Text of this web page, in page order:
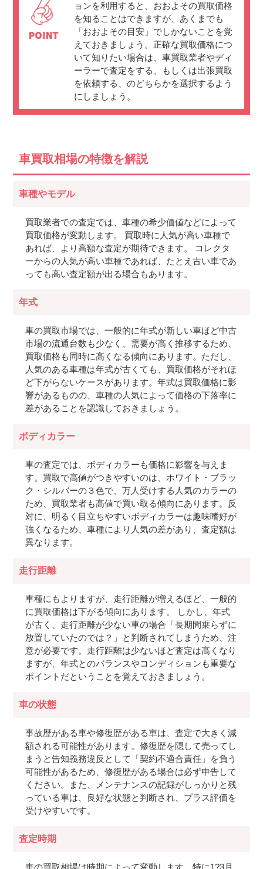
ョンを利用すると、おおよその買取価格
を知ることはできますが、あくまでも
「おおよその目安」でしかないことを覚
えておきましょう。正確な買取価格につ
いて知りたい場合は、車買取業者やディ
ーラーで査定をする、もしくは出張買取
を依頼する、のどちらかを選択するよう
にしましょう。
車買取相場の特徴を解説
車種やモデル
買取業者での査定では、車種の希少価値などによって
買取価格が変動します。 買取時に人気が高い車種で
あれば、より高額な査定が期待できます。 コレクタ
ーからの人気が高い車種であれば、たとえ古い車であ
っても高い査定額が出る場合もあります。
年式
車の買取市場では、一般的に年式が新しい車ほど中古
市場の流通台数も少なく、需要が高く推移するため、
買取価格も同時に高くなる傾向にあります。ただし、
人気のある車種は年式が古くても、買取価格がそれほ
ど下がらないケースがあります。年式は買取価格に影
響があるものの、車種の人気によって価格の下落率に
差があることを認識しておきましょう。
ボディカラー
車の査定では、ボディカラーも価格に影響を与えま
す。買取で高値がつきやすいのは、ホワイト・ブラッ
ク・シルバーの３色で、万人受けする人気のカラーの
ため、買取業者も高値で買い取る傾向にあります。反
対に、明るく目立ちやすいボディカラーは趣味嗜好が
強くなるため、車種により人気の差があり、査定額は
異なります。
走行距離
車種にもよりますが、走行距離が増えるほど、一般的
に買取価格は下がる傾向にあります。 しかし、年式
が古く、走行距離が少ない車の場合「長期間乗らずに
放置していたのでは？」と判断されてしまうため、注
意が必要です。走行距離は少ないほど査定は高くなり
ますが、年式とのバランスやコンディションも重要な
ポイントだということを覚えておきましょう。
車の状態
事故歴がある車や修復歴がある車は、査定で大きく減
額される可能性があります。修復歴を隠して売ってし
まうと告知義務違反として「契約不適合責任」を負う
可能性があるため、修復歴がある場合は必ず申告して
ください。また、メンテナンスの記録がしっかりと残
っている車は、良好な状態と判断され、プラス評価を
受けやすいです。
査定時期